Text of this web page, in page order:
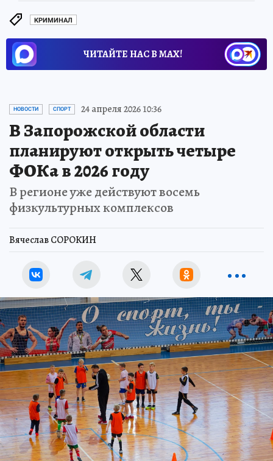
КРИМИНАЛ
ЧИТАЙТЕ НАС В МАХ!
НОВОСТИ СПОРТ 24 апреля 2026 10:36
В Запорожской области
планируют открыть четыре
ФОКа в 2026 году
В регионе уже действуют восемь
физкультурных комплексов
Вячеслав СОРОКИН